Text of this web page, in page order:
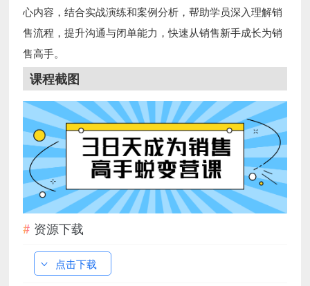
心内容，结合实战演练和案例分析，帮助学员深入理解销
售流程，提升沟通与闭单能力，快速从销售新手成长为销
售高手。
课程截图
资源下载
点击下载